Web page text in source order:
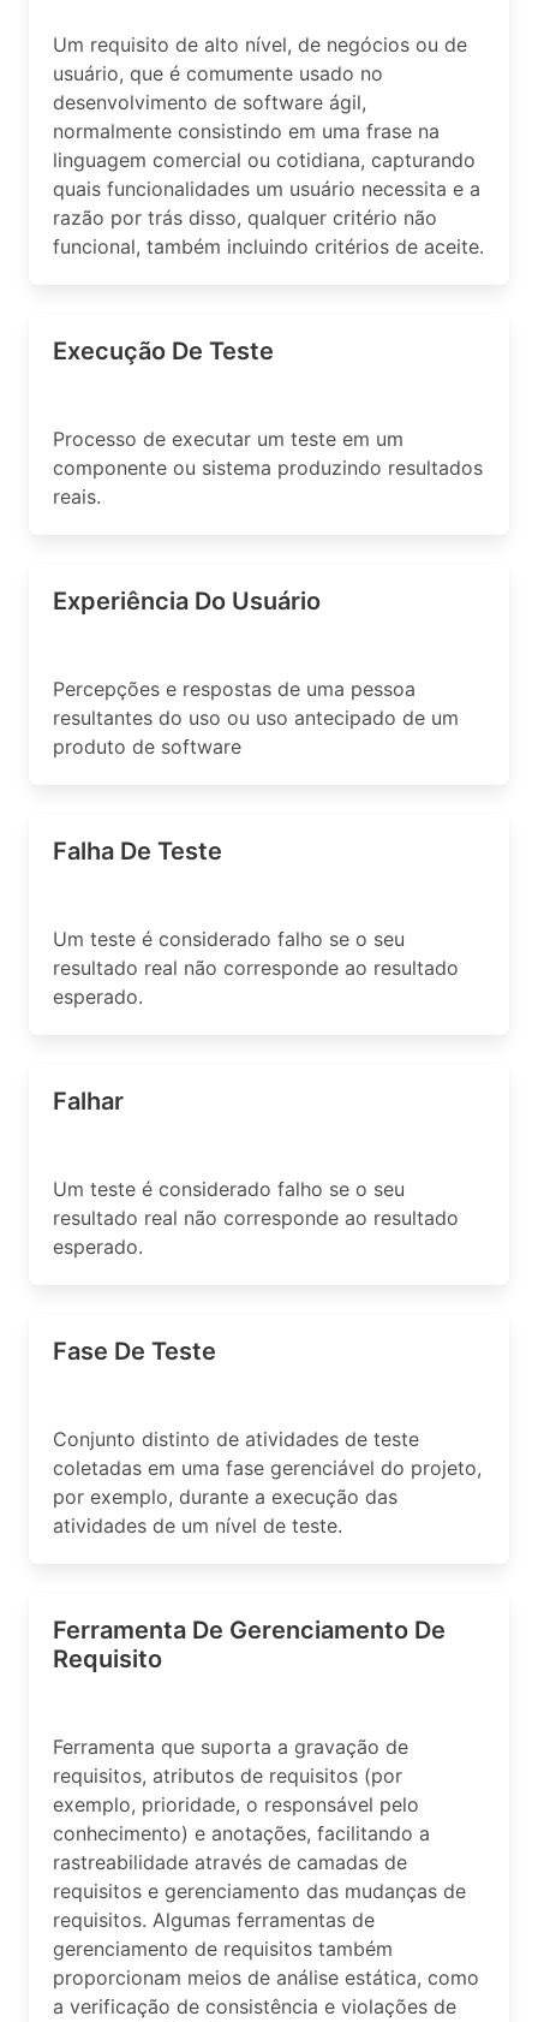
Um requisito de alto nível, de negócios ou de
usuário, que é comumente usado no
desenvolvimento de software ágil,
normalmente consistindo em uma frase na
linguagem comercial ou cotidiana, capturando
quais funcionalidades um usuário necessita e a
razão por trás disso, qualquer critério não
funcional, também incluindo critérios de aceite.
Execução De Teste
Processo de executar um teste em um
componente ou sistema produzindo resultados
reais.
Experiência Do Usuário
Percepções e respostas de uma pessoa
resultantes do uso ou uso antecipado de um
produto de software
Falha De Teste
Um teste é considerado falho se o seu
resultado real não corresponde ao resultado
esperado.
Falhar
Um teste é considerado falho se o seu
resultado real não corresponde ao resultado
esperado.
Fase De Teste
Conjunto distinto de atividades de teste
coletadas em uma fase gerenciável do projeto,
por exemplo, durante a execução das
atividades de um nível de teste.
Ferramenta De Gerenciamento De
Requisito
Ferramenta que suporta a gravação de
requisitos, atributos de requisitos (por
exemplo, prioridade, o responsável pelo
conhecimento) e anotações, facilitando a
rastreabilidade através de camadas de
requisitos e gerenciamento das mudanças de
requisitos. Algumas ferramentas de
gerenciamento de requisitos também
proporcionam meios de análise estática, como
a verificação de consistência e violações de